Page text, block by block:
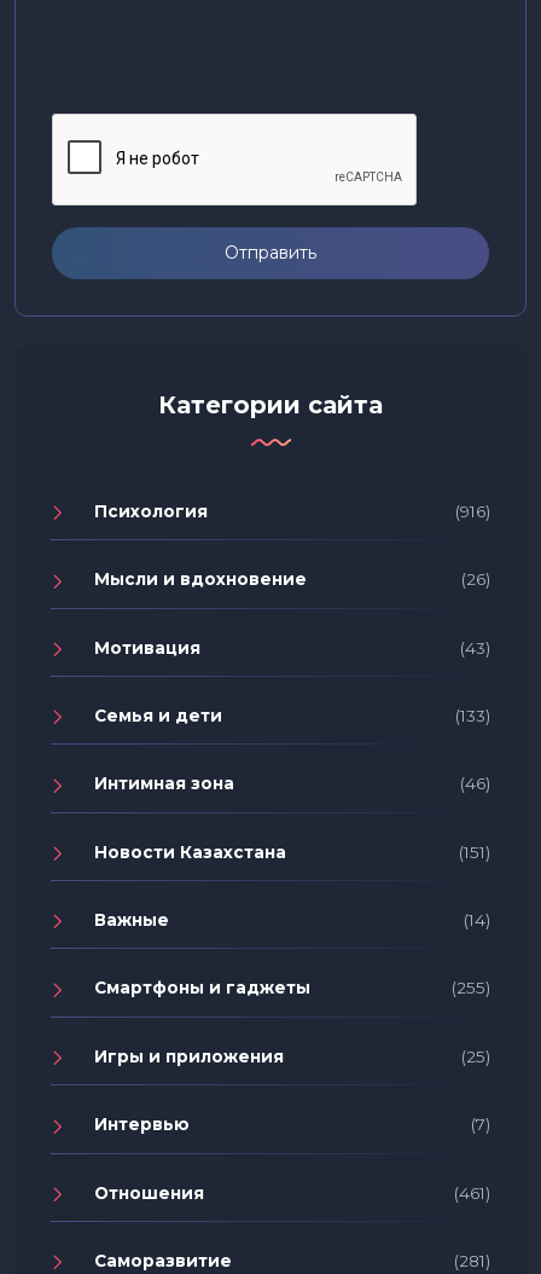
Отправить
Категории сайта
Психология (916)
Мысли и вдохновение (26)
Мотивация (43)
Семья и дети (133)
Интимная зона (46)
Новости Казахстана (151)
Важные (14)
Смартфоны и гаджеты (255)
Игры и приложения (25)
Интервью (7)
Отношения (461)
Саморазвитие (281)